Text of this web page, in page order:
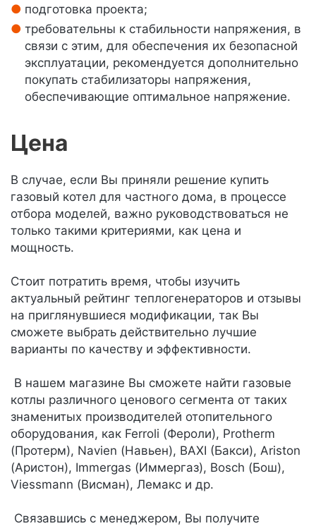
подготовка проекта;
требовательны к стабильности напряжения, в
связи с этим, для обеспечения их безопасной
эксплуатации, рекомендуется дополнительно
покупать стабилизаторы напряжения,
обеспечивающие оптимальное напряжение.
Цена
В случае, если Вы приняли решение купить
газовый котел для частного дома, в процессе
отбора моделей, важно руководствоваться не
только такими критериями, как цена и
мощность.
Стоит потратить время, чтобы изучить
актуальный рейтинг теплогенераторов и отзывы
на приглянувшиеся модификации, так Вы
сможете выбрать действительно лучшие
варианты по качеству и эффективности.
В нашем магазине Вы сможете найти газовые
котлы различного ценового сегмента от таких
знаменитых производителей отопительного
оборудования, как Ferroli (Фероли), Protherm
(Протерм), Navien (Навьен), BAXI (Бакси), Ariston
(Аристон), Immergas (Иммергаз), Bosch (Бош),
Viessmann (Висман), Лемакс и др.
Связавшись с менеджером, Вы получите